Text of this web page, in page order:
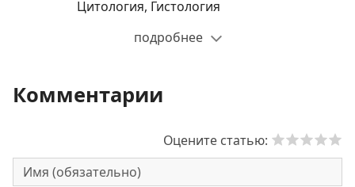
Цитология, Гистология
подробнее
Комментарии
Оцените статью: